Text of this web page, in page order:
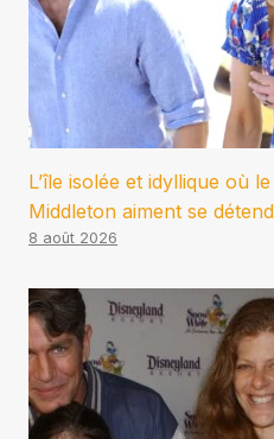
L’île isolée et idyllique où
Middleton aiment se
8 août 2026